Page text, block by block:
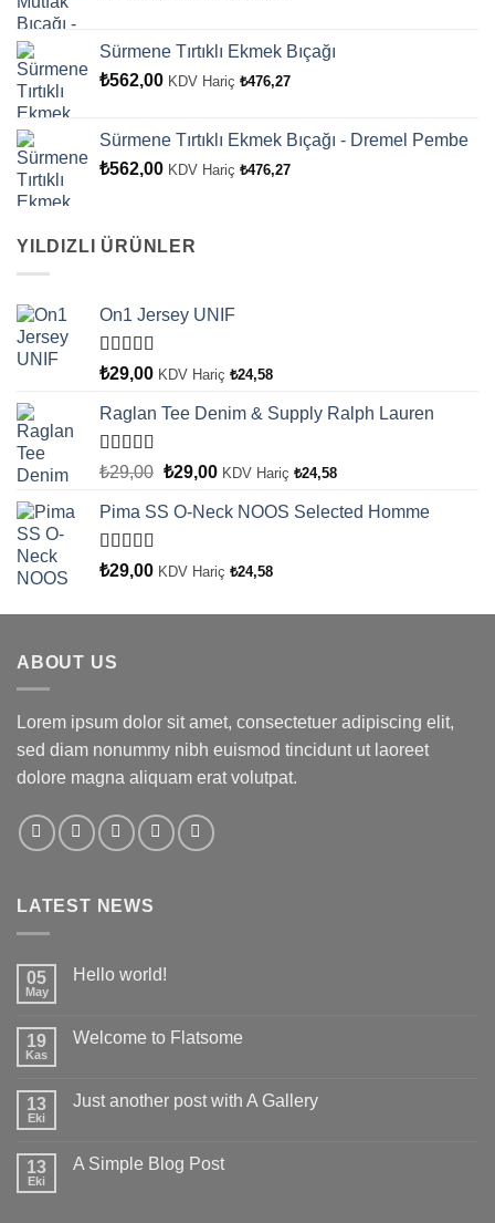
Sürmene Tırtıklı Ekmek Bıçağı
₺562,00 KDV Hariç ₺476,27
Sürmene Tırtıklı Ekmek Bıçağı - Dremel Pembe
₺562,00 KDV Hariç ₺476,27
YILDIZLI ÜRÜNLER
On1 Jersey UNIF
5 üzerinden
oy aldı
₺29,00 KDV Hariç ₺24,58
Raglan Tee Denim & Supply Ralph Lauren
5 üzerinden
oy aldı
₺29,00 Orijinal
₺29,00.
₺29,00Şu
fiyat:
KDV Hariç ₺24,58
Pima SS O-Neck NOOS Selected Homme
5 üzerinden
oy aldı
₺29,00 KDV Hariç ₺24,58
ABOUT US
Lorem ipsum dolor sit amet, consectetuer adipiscing elit,
sed diam nonummy nibh euismod tincidunt ut laoreet
dolore magna aliquam erat volutpat.
LATEST NEWS
05
May
Hello world!
world!
19
Kas
Welcome to Flatsome
to
13
Eki
Just another post with A Gallery
another
13
Eki
A Simple Blog Post